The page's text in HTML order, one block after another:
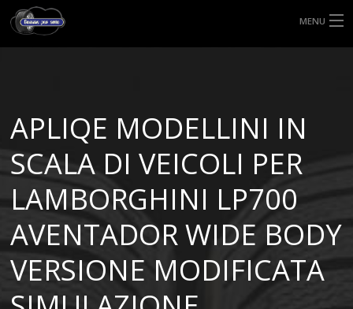
MENU
MISURE GOMME
BLOG
SHOP
APLIQE MODELLINI IN
SCALA DI VEICOLI PER
LAMBORGHINI LP700
AVENTADOR WIDE BODY
VERSIONE MODIFICATA